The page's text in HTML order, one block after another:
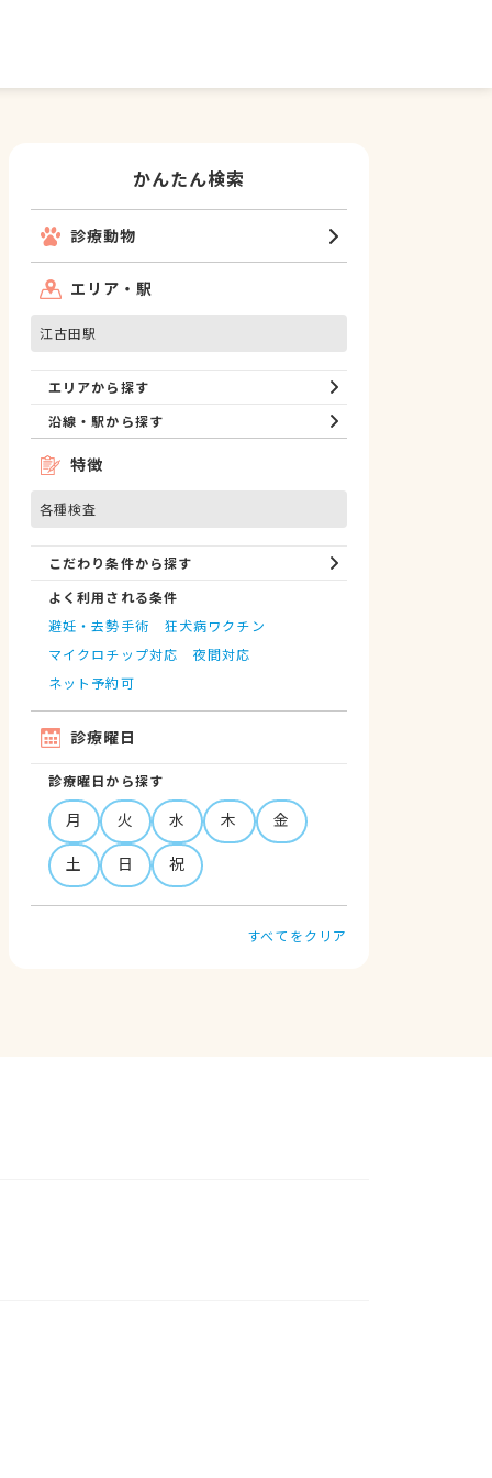
かんたん検索
診療動物
エリア・駅
江古田駅
エリアから探す
沿線・駅から探す
特徴
各種検査
こだわり条件から探す
よく利用される条件
避妊・去勢手術
狂犬病ワクチン
マイクロチップ対応
夜間対応
ネット予約可
診療曜日
診療曜日から探す
月 火 水 木
金
土
日 祝
すべてをクリア